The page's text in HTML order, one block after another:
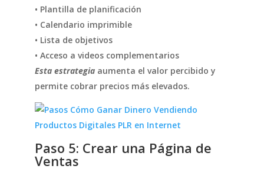
• Plantilla de planificación
• Calendario imprimible
• Lista de objetivos
• Acceso a videos complementarios
Esta estrategiaaumenta el valor percibido y
permite cobrar precios más elevados.
Paso 5: Crear una Página de
Ventas